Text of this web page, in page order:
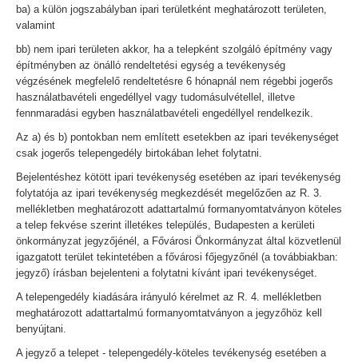
ba) a külön jogszabályban ipari területként meghatározott területen,
valamint
bb) nem ipari területen akkor, ha a telepként szolgáló építmény vagy
építményben az önálló rendeltetési egység a tevékenység
végzésének megfelelő rendeltetésre 6 hónapnál nem régebbi jogerős
használatbavételi engedéllyel vagy tudomásulvétellel, illetve
fennmaradási egyben használatbavételi engedéllyel rendelkezik.
Az a) és b) pontokban nem említett esetekben az ipari tevékenységet
csak jogerős telepengedély birtokában lehet folytatni.
Bejelentéshez kötött ipari tevékenység esetében az ipari tevékenység
folytatója az ipari tevékenység megkezdését megelőzően az R. 3.
mellékletben meghatározott adattartalmú formanyomtatványon köteles
a telep fekvése szerint illetékes település, Budapesten a kerületi
önkormányzat jegyzőjénél, a Fővárosi Önkormányzat által közvetlenül
igazgatott terület tekintetében a fővárosi főjegyzőnél (a továbbiakban:
jegyző) írásban bejelenteni a folytatni kívánt ipari tevékenységet.
A telepengedély kiadására irányuló kérelmet az R. 4. mellékletben
meghatározott adattartalmú formanyomtatványon a jegyzőhöz kell
benyújtani.
A jegyző a telepet - telepengedély-köteles tevékenység esetében a